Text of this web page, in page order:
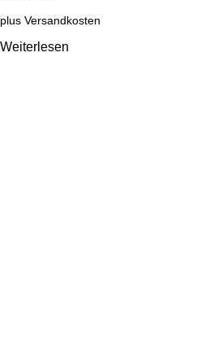
plus Versandkosten
Weiterlesen